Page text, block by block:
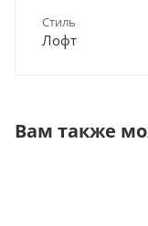
Стиль
Лофт
Вам также